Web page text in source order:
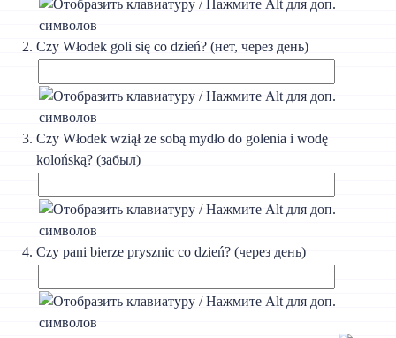
Czy Włodek goli się co dzień? (нет, через день)
Czy Włodek wziął ze sobą mydło do golenia i wodę
kolońską? (забыл)
Czy pani bierze prysznic co dzień? (через день)